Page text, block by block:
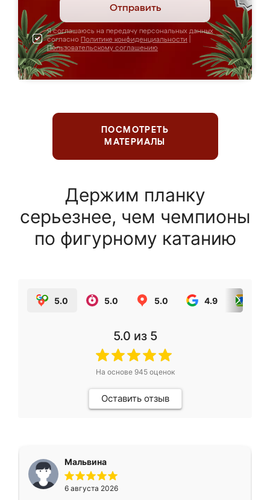
Отправить
Я соглашаюсь на передачу персональных данных
согласно Политике конфиденциальности
Пользовательскому соглашению
ПОСМОТРЕТЬ
МАТЕРИАЛЫ
Держим планку
серьезнее, чем чемпионы
по фигурному катанию
5.0 5.0 5.0 4.9
5.0 из 5
На основе 945оценок
Оставить отзыв
Мальвина
6 августа 2026